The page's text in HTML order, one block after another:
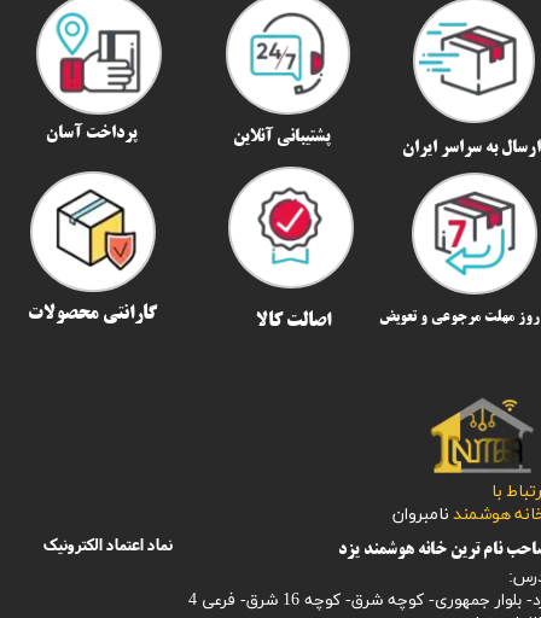
با
هوشمند نامبروان
بلوار جمهوری- کوچه شرق- کوچه 16 شرق- فرعی 4
نماد اعتماد الکترونیک
ارسال به سراسر ایران​​​​​​​
پشتیبانی آنلاین پرداخت آسان
اصالت کالا گارانتی محصولات
نام ترین خانه هوشمند یزد